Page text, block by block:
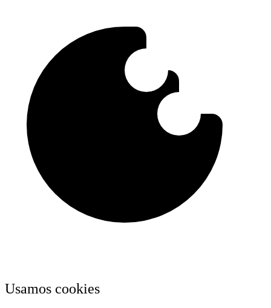
Usamos cookies